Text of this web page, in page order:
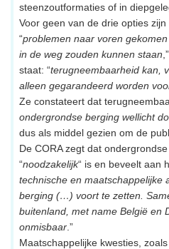
steenzoutformaties of in
Voor geen van de drie opties
“problemen naar voren
in de weg zouden kunnen staan
staat: “terugneembaarheid kan,
alleen gegarandeerd worden
Ze constateert dat
ondergrondse berging wellicht
dus als middel gezien om de
De CORA zegt dat
“noodzakelijk“ is en beveelt aan
technische en maatschappelijke
berging (…) voort te zetten.
buitenland, met name België en
onmisbaar .”
Maatschappelijke kwesties,